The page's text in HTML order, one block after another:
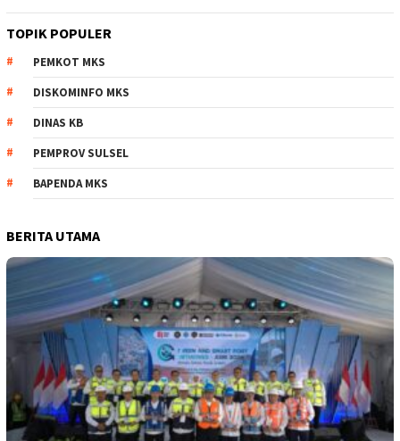
TOPIK POPULER
PEMKOT MKS
DISKOMINFO MKS
DINAS KB
PEMPROV SULSEL
BAPENDA MKS
BERITA UTAMA